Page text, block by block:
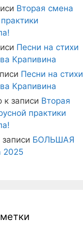
Вторая смена
Песни на стихи
Крапивина
Песни на стихи
Крапивина
к записи Вторая
практики
записи БОЛЬШАЯ
2025